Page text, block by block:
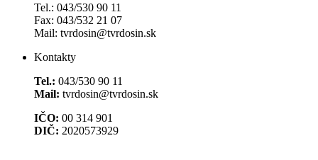
Tel.: 043/530 90 11
Fax: 043/532 21 07
Mail: tvrdosin@tvrdosin.sk
Kontakty
Tel.: 043/530 90 11
Mail: tvrdosin@tvrdosin.sk
IČO: 00 314 901
DIČ: 2020573929